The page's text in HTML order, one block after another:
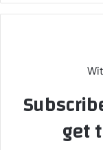
get